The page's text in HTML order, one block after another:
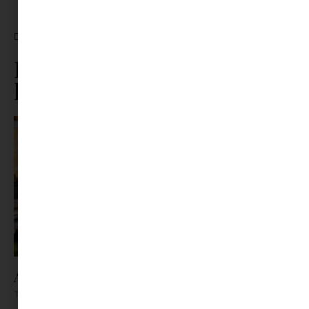
Ez is érdekelhet ebből a
kategóriából
Az X-akták megkapta a saját LEGO-szettjét